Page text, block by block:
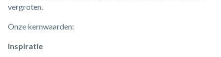
vergroten.
Onze kernwaarden:
Inspiratie